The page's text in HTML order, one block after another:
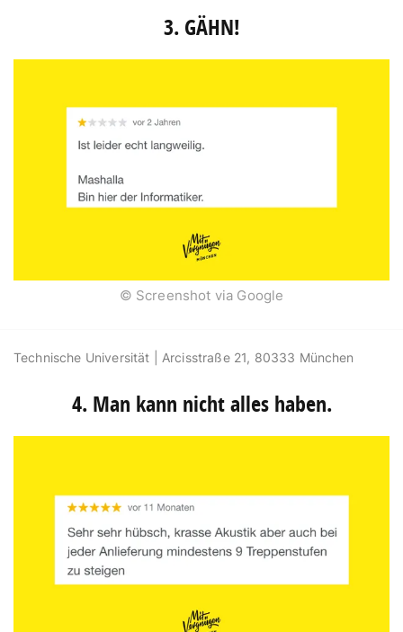
3. GÄHN!
© Screenshot via Google
Technische Universität | Arcisstraße 21, 80333 München
4. Man kann nicht alles haben.